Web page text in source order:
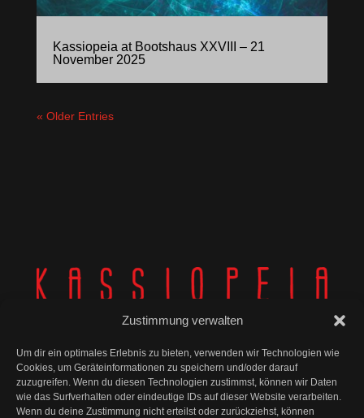
Zustimmung verwalten
Um dir ein optimales Erlebnis zu bieten, verwenden wir Technologien wie
Cookies, um Geräteinformationen zu speichern und/oder darauf
zuzugreifen. Wenn du diesen Technologien zustimmst, können wir Daten
wie das Surfverhalten oder eindeutige IDs auf dieser Website verarbeiten.
Wenn du deine Zustimmung nicht erteilst oder zurückziehst, können
Kassiopeia at Bootshaus XXVIII – 21
November 2025
« Older Entries
© Kassiopeia 2025